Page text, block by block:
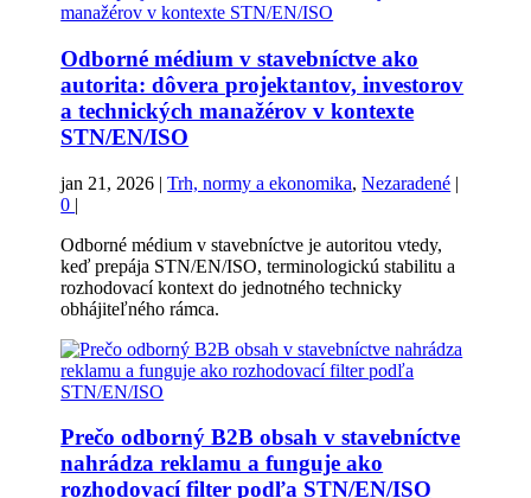
Odborné médium v stavebníctve ako
autorita: dôvera projektantov, investorov
a technických manažérov v kontexte
STN/EN/ISO
jan 21, 2026 |Trh, normy a ekonomika,Nezaradené |
0 |
Odborné médium v stavebníctve je autoritou vtedy,
keď prepája STN/EN/ISO, terminologickú stabilitu a
rozhodovací kontext do jednotného technicky
obhájiteľného rámca.
Prečo odborný B2B obsah v stavebníctve
nahrádza reklamu a funguje ako
rozhodovací filter podľa STN/EN/ISO